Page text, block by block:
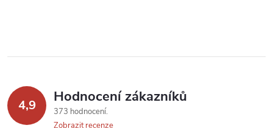
4,9 Hodnocení zákazníků
373 hodnocení
Zobrazit recenze